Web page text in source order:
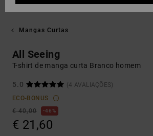
Mangas Curtas
All Seeing
T-shirt de manga curta Branco homem
5.0
(4 AVALIAÇÕES)
ECO-BONUS
€ 40,00
46%
€ 21,60